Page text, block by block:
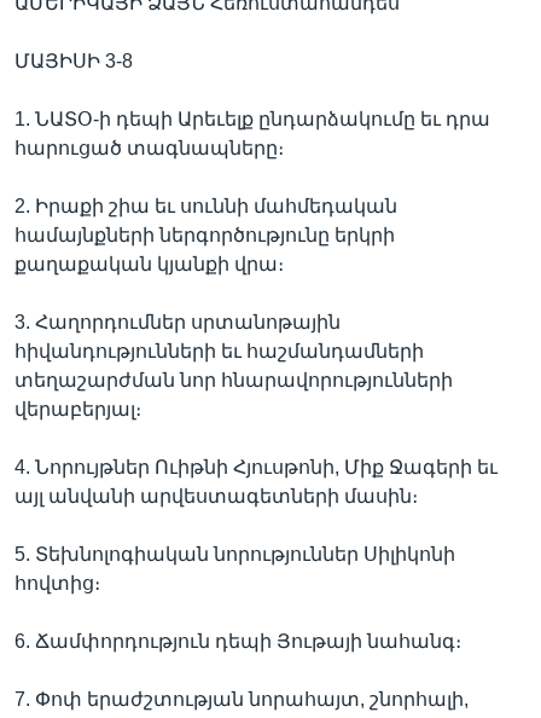
«ԱՄԵՐԻԿԱՅԻ ՁԱՅՆ»-Ի ԿԱՆՈՆԱԴՐՈՒԹՅՈՒՆ
ԿԱՊ ՄԵԶ ՀԵՏ
ՀԵՏԵՒԵՔ ՄԵԶ
Լեզուներ
ՄԱՅԻՍԻ 3-8
1. ՆԱՏՕ-ի դեպի Արեւելք ընդարձակումը եւ դրա
հարուցած տագնապները։
2. Իրաքի շիա եւ սուննի մահմեդական
համայնքների ներգործությունը երկրի
քաղաքական կյանքի վրա։
3. Հաղորդումներ սրտանոթային
հիվանդությունների եւ հաշմանդամների
տեղաշարժման նոր հնարավորությունների
վերաբերյալ։
4. Նորույթներ Ուիթնի Հյուսթոնի, Միք Ջագերի եւ
այլ անվանի արվեստագետների մասին։
5. Տեխնոլոգիական նորություններ Սիլիկոնի
հովտից։
6. Ճամփորդություն դեպի Յութայի նահանգ։
7. Փոփ երաժշտության նորահայտ, շնորհալի,